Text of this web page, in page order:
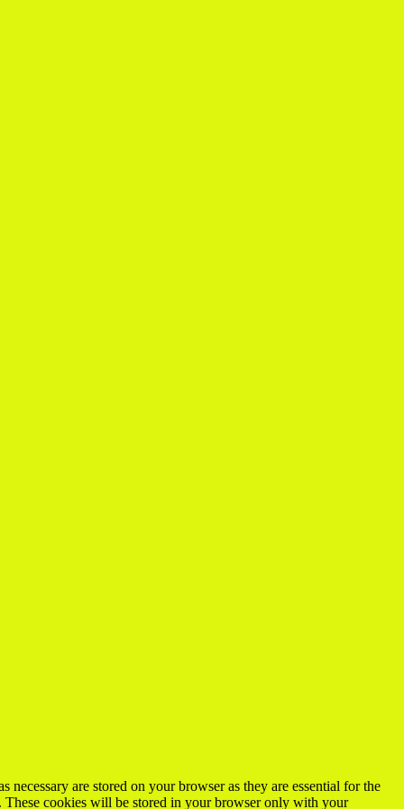
are stored on your browser as they are essential for the
These cookies will be stored in your browser only with your